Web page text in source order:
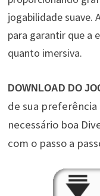
jogabilidade suave.
para garantir que a
quanto imersiva.
DOWNLOAD DO
de sua
necessário boa
com o passo a